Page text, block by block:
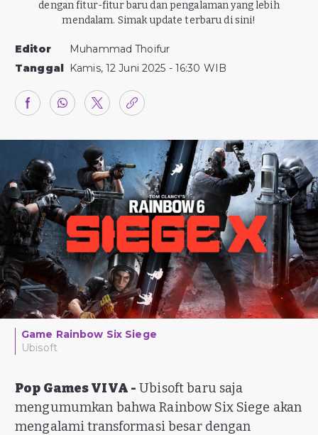
dengan fitur-fitur baru dan pengalaman yang lebih
mendalam. Simak update terbaru di sini!
Editor
Muhammad Thoifur
Tanggal Kamis, 12 Juni 2025 - 16:30 WIB
Game Rainbow Six Siege
Ubisoft
Pop Games VIVA - Ubisoft baru saja
mengumumkan bahwa Rainbow Six Siege akan
mengalami transformasi besar dengan